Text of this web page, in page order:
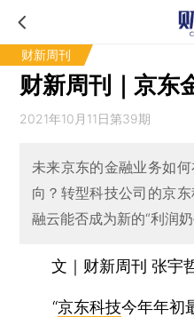
财新周刊
财新周刊｜京东
2021年10月11日第39期
未来京东的金融业务如
向？转型科技公司的京
融云能否成为新的“利润奶
文｜财新周刊 张宇
“京东科技今年年初